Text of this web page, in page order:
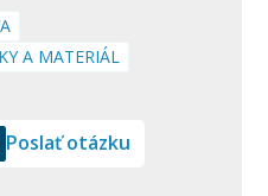
A MATERIÁL
Poslať otázku